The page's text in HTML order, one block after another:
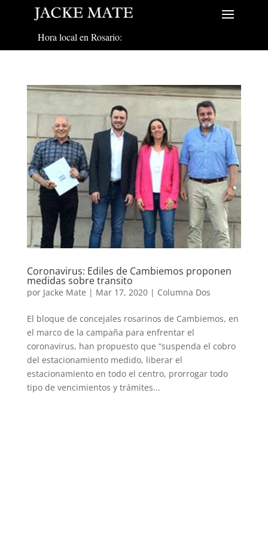
Hora local en Rosario:
Coronavirus: Ediles de Cambiemos proponen
medidas sobre transito
por Jacke Mate | Mar 17, 2020| Columna Dos
El bloque de concejales rosarinos de Cambiemos, en
el marco de la campaña para enfrentar el
coronavirus, han propuesto que “suspenda el cobro
del estacionamiento medido, liberar el
estacionamiento en todo el centro, prorrogar todo
tipo de vencimientos y trámites...